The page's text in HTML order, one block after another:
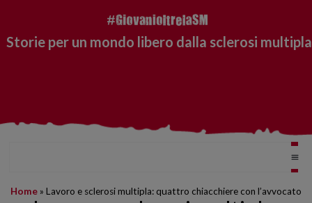
Storie per un mondo libero dalla sclerosi multipla
Home » Lavoro e sclerosi multipla: quattro chiacchiere con l’avvocato